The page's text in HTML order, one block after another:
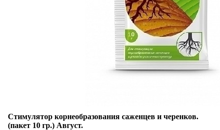
Стимулятор корнеобразования саженцев и черенков.
(пакет 10 гр.) Август.